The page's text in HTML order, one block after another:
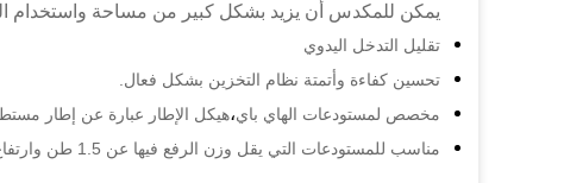
يمكن للمكدس أن يزيد بشكل كبير من مساحة واستخدام
تقليل التدخل اليدوي
تحسين كفاءة وأتمتة نظام التخزين بشكل فعال.
مخصص لمستودعات الهاي باي،هيكل الإطار عبارة عن إطار
مناسب للمستودعات التي يقل وزن الرفع فيها عن 1.5 طن وارتفاع الرفع أقل من 16 مترًا.